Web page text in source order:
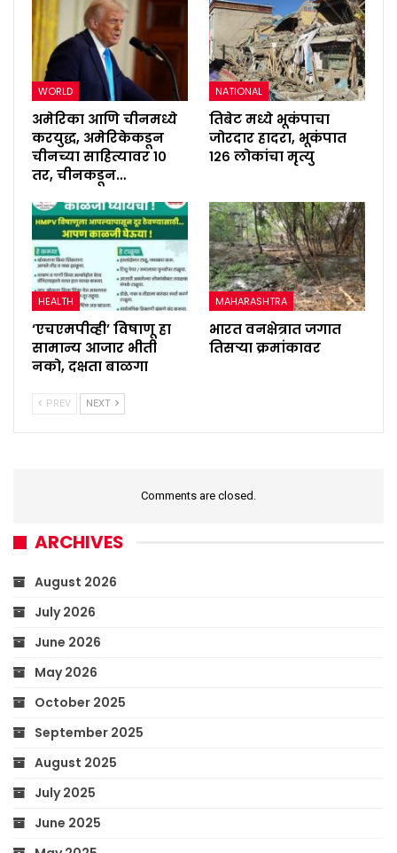
WORLD
अमेरिका आणि चीनमध्ये
करयुद्ध, अमेरिकेकडून
चीनच्या साहित्यावर १०
तर, चीनकडून…
NATIONAL
तिबेट मध्ये भूकंपाचा
जोरदार हादरा, भूकंपात
१२६ लोकांचा मृत्यु
HEALTH
‘एचएमपीव्ही’ विषाणू हा
सामान्य आजार भीती
नको, दक्षता बाळगा
MAHARASHTRA
भारत वनक्षेत्रात जगात
तिसऱ्या क्रमांकावर
PREV NEXT
Comments are closed.
ARCHIVES
August 2026
July 2026
June 2026
May 2026
October 2025
September 2025
August 2025
July 2025
June 2025